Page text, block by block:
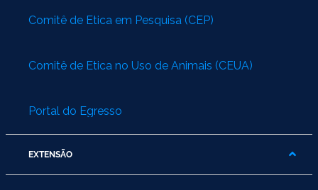
Comitê de Ética em Pesquisa (CEP)
Comitê de Ética no Uso de Animais (CEUA)
Portal do Egresso
EXTENSÃO